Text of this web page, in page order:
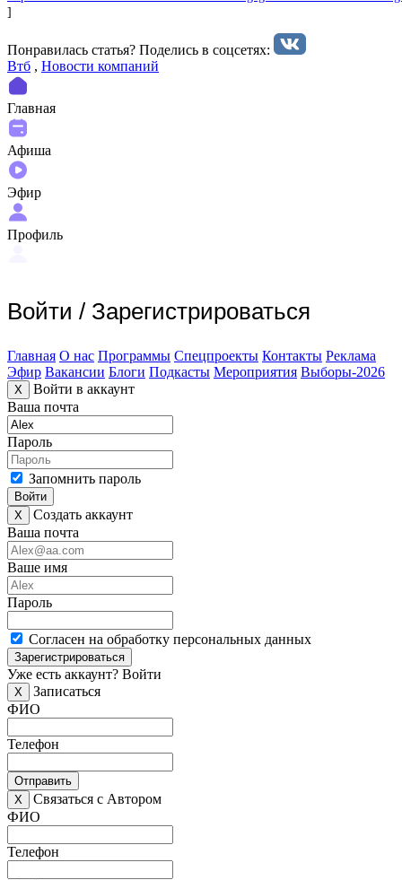
]
Понравилась статья? Поделиcь в соцсетях:
Втб , Новости компаний
Главная
Афиша
Эфир
Профиль
Войти / Зарегистрироваться
Главная О нас Программы Спецпроекты Контакты Реклама
Эфир Вакансии Блоги Подкасты Мероприятия Выборы-2026
X
Войти в аккаунт
Ваша почта
Пароль
Запомнить пароль
Войти
X
Создать аккаунт
Ваша почта
Ваше имя
Пароль
Согласен на обработку персональных данных
Зарегистрироваться
Уже есть аккаунт? Войти
X
Записаться
ФИО
Телефон
Отправить
X
Связаться с Автором
ФИО
Телефон